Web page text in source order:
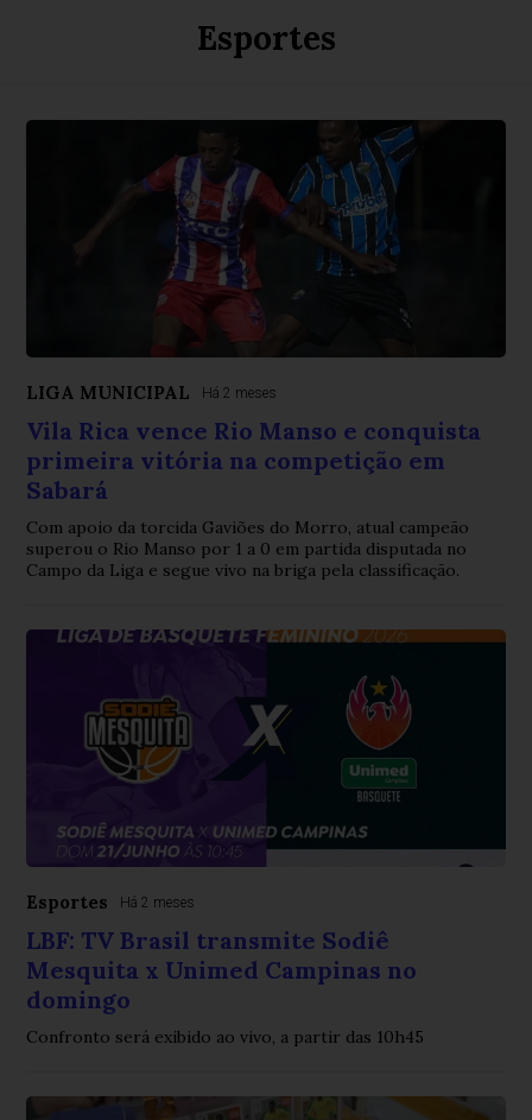
Esportes
LIGA MUNICIPAL Há 2 meses
Vila Rica vence Rio Manso e conquista
primeira vitória na competição em
Sabará
Com apoio da torcida Gaviões do Morro, atual campeão
superou o Rio Manso por 1 a 0 em partida disputada no
Campo da Liga e segue vivo na briga pela classificação.
Esportes Há 2 meses
LBF: TV Brasil transmite Sodiê
Mesquita x Unimed Campinas no
domingo
Confronto será exibido ao vivo, a partir das 10h45